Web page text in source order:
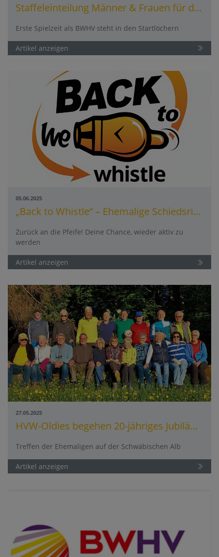
Staffeleinteilung Männer & Frauen für die Spielzeit 2025/2026
Erste Spielzeit als BWHV steht in den Startlöchern
Artikel anzeigen
05.06.2025
„Back to Whistle“ – Ehemalige Schiedsrichter sind wieder gefragt!
Zurück an die Pfeife! Deine Chance, wieder aktiv zu
werden
Artikel anzeigen
27.05.2025
HVW-Oldies begehen 20-jähriges Jubiläum
Treffen der Ehemaligen auf der Schwäbischen Alb
Artikel anzeigen